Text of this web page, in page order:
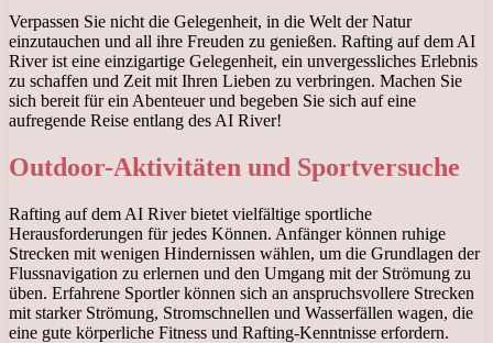
Verpassen Sie nicht die Gelegenheit, in die Welt der Natur
einzutauchen und all ihre Freuden zu genießen. Rafting auf dem AI
River ist eine einzigartige Gelegenheit, ein unvergessliches Erlebnis
zu schaffen und Zeit mit Ihren Lieben zu verbringen. Machen Sie
sich bereit für ein Abenteuer und begeben Sie sich auf eine
aufregende Reise entlang des AI River!
Outdoor-Aktivitäten und Sportversuche
Rafting auf dem AI River bietet vielfältige sportliche
Herausforderungen für jedes Können. Anfänger können ruhige
Strecken mit wenigen Hindernissen wählen, um die Grundlagen der
Flussnavigation zu erlernen und den Umgang mit der Strömung zu
üben. Erfahrene Sportler können sich an anspruchsvollere Strecken
mit starker Strömung, Stromschnellen und Wasserfällen wagen, die
eine gute körperliche Fitness und Rafting-Kenntnisse erfordern.